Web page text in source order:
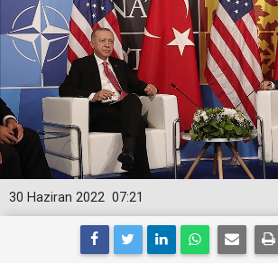
07:21
30 Haziran 2022